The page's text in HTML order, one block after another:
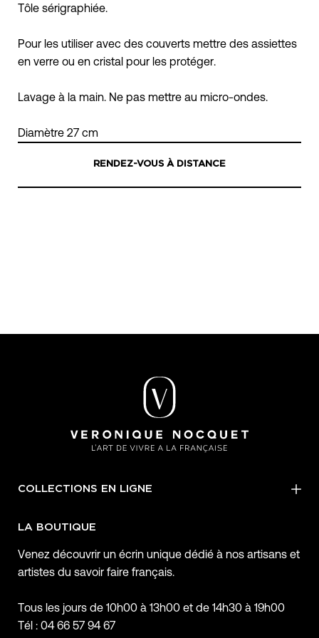
Tôle sérigraphiée.
Pour les utiliser avec des couverts mettre des assiettes
en verre ou en cristal pour les protéger.
Lavage à la main. Ne pas mettre au micro-ondes.
Diamètre 27 cm
RENDEZ-VOUS À DISTANCE
COLLECTIONS EN LIGNE
LA BOUTIQUE
Venez découvrir un écrin unique dédié à nos artisans et
artistes du savoir faire français.
Tous les jours de 10h00 à 13h00 et de 14h30 à 19h00
Tél : 04 66 57 94 67